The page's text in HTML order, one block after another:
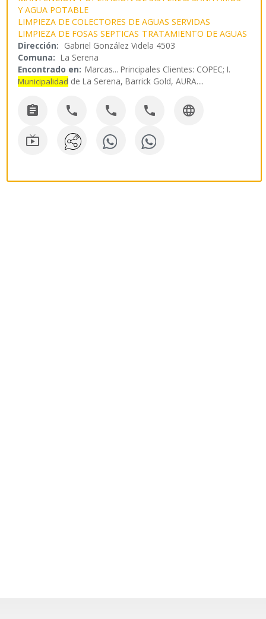
Y AGUA POTABLE
LIMPIEZA DE COLECTORES DE AGUAS SERVIDAS
LIMPIEZA DE FOSAS SEPTICAS TRATAMIENTO DE AGUAS
Dirección: Gabriel González Videla 4503
Comuna: La Serena
Encontrado en: Marcas...Principales Clientes: COPEC; I.
Municipalidad de La Serena, Barrick Gold, AURA....
    
